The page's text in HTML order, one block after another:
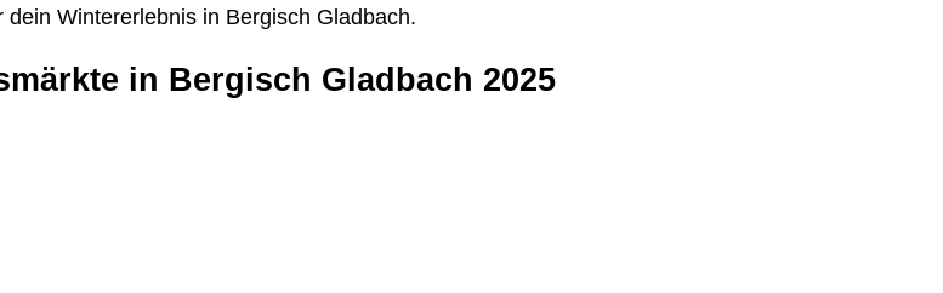
Wintererlebnis in Bergisch Gladbach.
in Bergisch Gladbach 2025